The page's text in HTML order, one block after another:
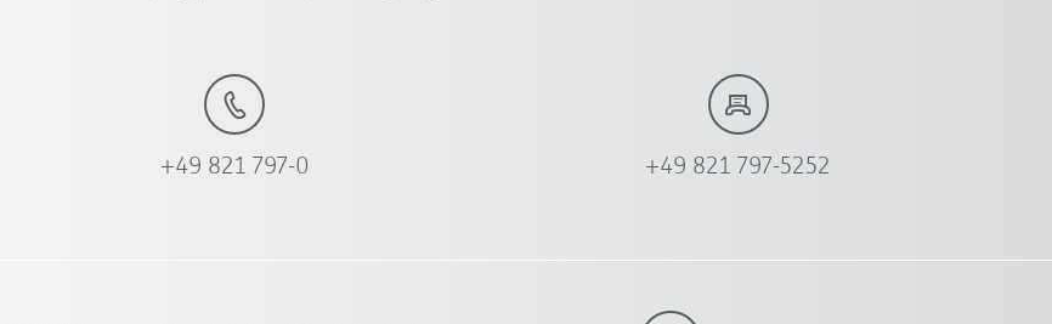
+49 821 797-0 +49 821 797-5252